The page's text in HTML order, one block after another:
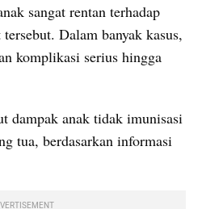
sangat rentan terhadap
Dalam banyak kasus,
komplikasi serius hingga
dampak anak tidak imunisasi
tua, berdasarkan informasi